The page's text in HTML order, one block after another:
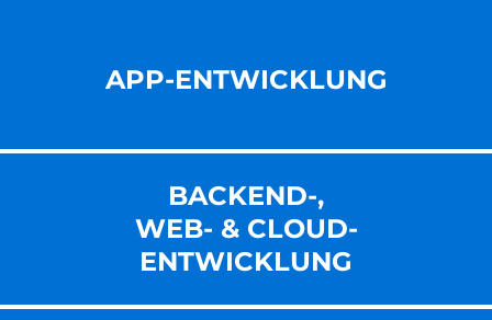
APP-ENTWICKLUNG
BACKEND-,
WEB- & CLOUD-
ENT­WICKLUNG